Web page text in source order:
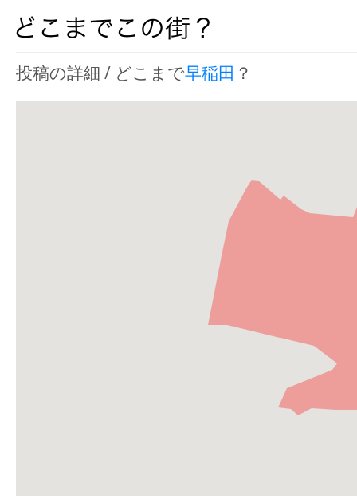
投稿の詳細 / どこまで早稲田 ？